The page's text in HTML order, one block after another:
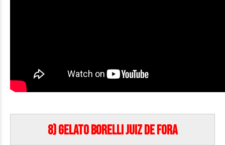
8) Gelato Borelli Juiz de Fora